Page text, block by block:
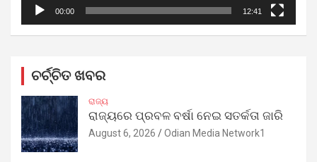
00:00 12:41
ଚର୍ଚ୍ଚିତ ଖବର
ରାଜ୍ୟ
ରାଜ୍ୟରେ ପ୍ରବଳ ବର୍ଷା ନେଇ ସତର୍କତା ଜାରି
August 6, 2026 Odian Media Network1